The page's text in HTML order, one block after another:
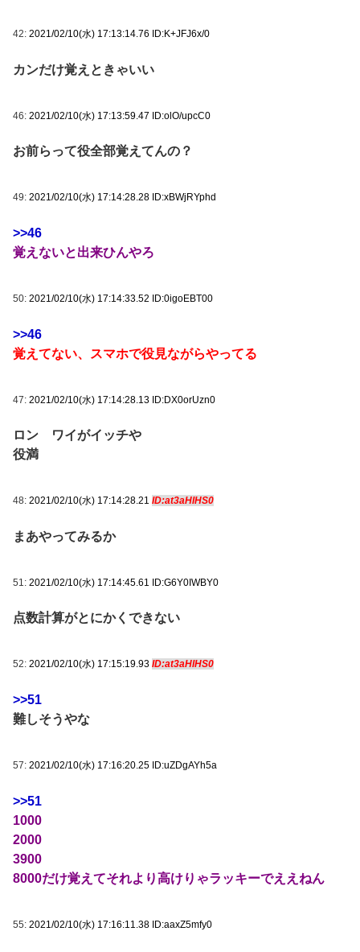
42: 2021/02/10(水) 17:13:14.76 ID:K+JFJ6x/0
カンだけ覚えときゃいい
46: 2021/02/10(水) 17:13:59.47 ID:olO/upcC0
お前らって役全部覚えてんの？
49: 2021/02/10(水) 17:14:28.28 ID:xBWjRYphd
>>46
覚えないと出来ひんやろ
50: 2021/02/10(水) 17:14:33.52 ID:0igoEBT00
>>46
覚えてない、スマホで役見ながらやってる
47: 2021/02/10(水) 17:14:28.13 ID:DX0orUzn0
ロン ワイがイッチや
役満
48: 2021/02/10(水) 17:14:28.21 ID:at3aHIHS0
まあやってみるか
51: 2021/02/10(水) 17:14:45.61 ID:G6Y0IWBY0
点数計算がとにかくできない
52: 2021/02/10(水) 17:15:19.93 ID:at3aHIHS0
>>51
難しそうやな
57: 2021/02/10(水) 17:16:20.25 ID:uZDgAYh5a
>>51
1000
2000
3900
8000だけ覚えてそれより高けりゃラッキーでええねん
55: 2021/02/10(水) 17:16:11.38 ID:aaxZ5mfy0